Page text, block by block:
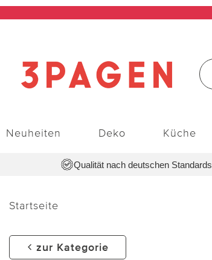
Neuheiten Deko Küche
Qualität nach deutschen Standards
Startseite
zur Kategorie